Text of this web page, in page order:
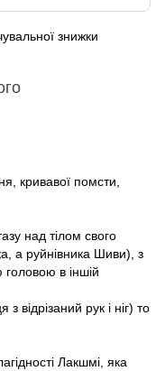
знижки
кривавої помсти,
над тілом свого
а руйнівника Шиви), з
головою в іншій
відрізаний рук і ніг) то
Лакшмі, яка